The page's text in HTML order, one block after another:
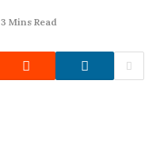
3 Mins Read